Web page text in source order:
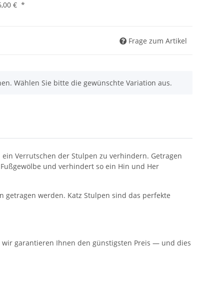
€ *
Frage zum Artikel
Wählen Sie bitte die gewünschte Variation aus.
Verrutschen der Stulpen zu verhindern. Getragen
und verhindert so ein Hin und Her
getragen werden. Katz Stulpen sind das perfekte
garantieren Ihnen den günstigsten Preis — und dies